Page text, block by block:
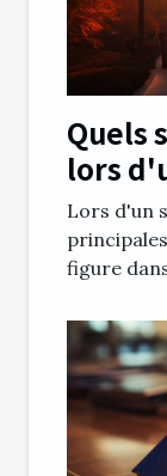
Quels
lors
en
Lors d'un
figure